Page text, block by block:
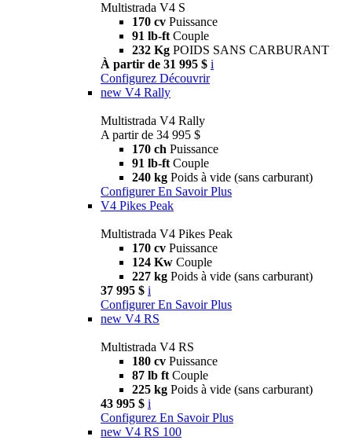
Multistrada V4 S
170 cv Puissance
91 lb-ft Couple
232 Kg POIDS SANS CARBURANT
À partir de 31 995 $ i
Configurez Découvrir
new V4 Rally
Multistrada V4 Rally
A partir de 34 995 $
170 ch Puissance
91 lb-ft Couple
240 kg Poids à vide (sans carburant)
Configurer En Savoir Plus
V4 Pikes Peak
Multistrada V4 Pikes Peak
170 cv Puissance
124 Kw Couple
227 kg Poids à vide (sans carburant)
37 995 $ i
Configurer En Savoir Plus
new V4 RS
Multistrada V4 RS
180 cv Puissance
87 lb ft Couple
225 kg Poids à vide (sans carburant)
43 995 $ i
Configurez En Savoir Plus
new V4 RS 100